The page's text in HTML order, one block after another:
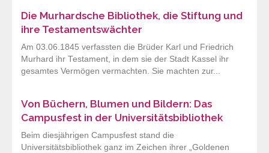
Die Murhardsche Bibliothek, die Stiftung und
ihre Testamentswächter
Am 03.06.1845 verfassten die Brüder Karl und Friedrich
Murhard ihr Testament, in dem sie der Stadt Kassel ihr
gesamtes Vermögen vermachten. Sie machten zur...
Von Büchern, Blumen und Bildern: Das
Campusfest in der Universitätsbibliothek
Beim diesjährigen Campusfest stand die
Universitätsbibliothek ganz im Zeichen ihrer „Goldenen